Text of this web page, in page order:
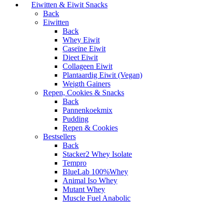
Eiwitten & Eiwit Snacks
Back
Eiwitten
Back
Whey Eiwit
Caseïne Eiwit
Dieet Eiwit
Collageen Eiwit
Plantaardig Eiwit (Vegan)
Weigth Gainers
Repen, Cookies & Snacks
Back
Pannenkoekmix
Pudding
Repen & Cookies
Bestsellers
Back
Stacker2 Whey Isolate
Tempro
BlueLab 100%Whey
Animal Iso Whey
Mutant Whey
Muscle Fuel Anabolic